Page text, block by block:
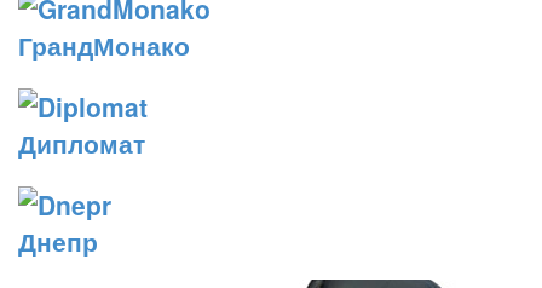
ГрандМонако
Дипломат
Днепр